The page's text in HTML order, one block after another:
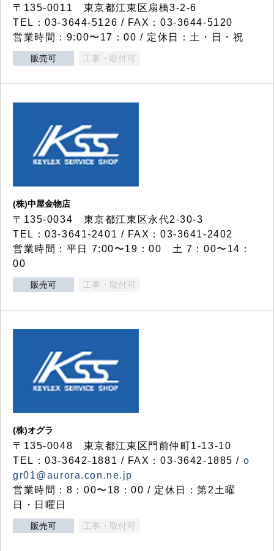
〒135-0011 東京都江東区扇橋3-2-6
TEL：03-3644-5126 / FAX：03-3644-5120
営業時間：9:00〜17：00 / 定休日：土・日・祝
販売可 工事・取付可
(株)中屋金物店
〒135-0034 東京都江東区永代2-30-3
TEL：03-3641-2401 / FAX：03-3641-2402
営業時間：平日 7:00〜19：00 土 7：00〜14：
00
販売可 工事・取付可
(株)オグラ
〒135-0048 東京都江東区門前仲町1-13-10
TEL：03-3642-1881 / FAX：03-3642-1885 / o
gr01@aurora.con.ne.jp
営業時間：8：00〜18：00 / 定休日：第2土曜
日・日曜日
販売可 工事・取付可